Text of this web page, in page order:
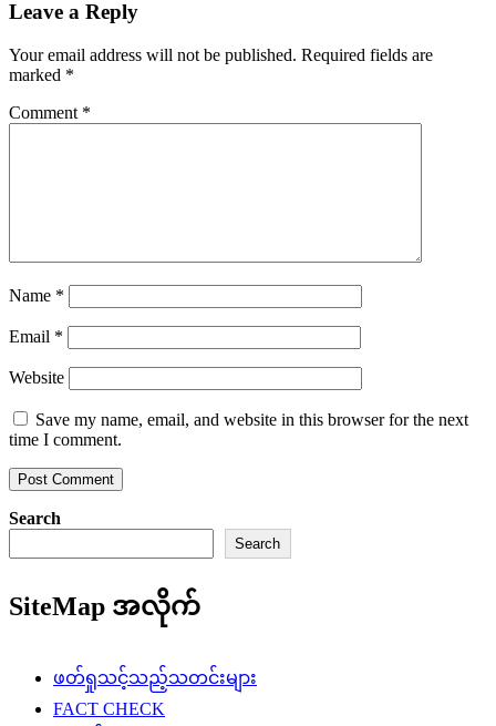
Leave a Reply
Your email address will not be published. Required fields are
marked *
Comment *
Name *
Email *
Website
Save my name, email, and website in this browser for the next
time I comment.
Search
Search
SiteMap အလိုက်
ဖတ်ရှုသင့်သည့်သတင်းများ
FACT CHECK